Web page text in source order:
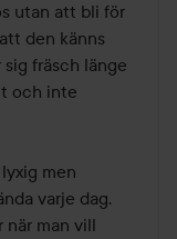
utan att bli för
den känns
fräsch länge
och inte
men
varje dag.
när man vill